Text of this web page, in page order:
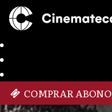
COMPRAR ABONO